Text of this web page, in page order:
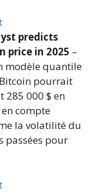
predicts
price in 2025 –
modèle quantile
pourrait
285 000 $ en
compte
la volatilité du
passées pour